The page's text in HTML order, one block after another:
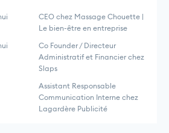
CEO chez Massage Chouette |
Le bien-être en entreprise
Co Founder / Directeur
Administratif et Financier chez
Slaps
Assistant Responsable
Communication Interne chez
Lagardère Publicité